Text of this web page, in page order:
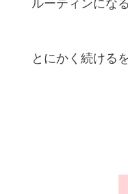
ルーティンにな
とにかく続ける